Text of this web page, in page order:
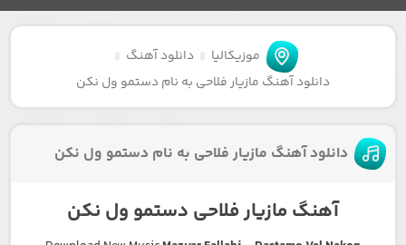
موزیکالیا
دانلود آهنگ
دانلود آهنگ مازیار فلاحی به نام دستمو ول نکن
دانلود آهنگ مازیار فلاحی به نام دستمو ول نکن
آهنگ مازیار فلاحی دستمو ول نکن